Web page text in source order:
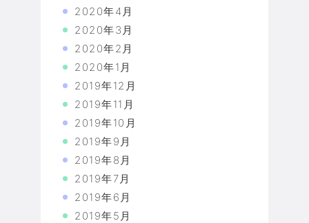
2020年4月
2020年3月
2020年2月
2020年1月
2019年12月
2019年11月
2019年10月
2019年9月
2019年8月
2019年7月
2019年6月
2019年5月